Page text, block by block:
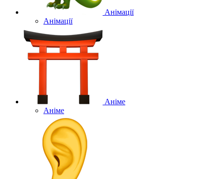
Анімації
Анімації
Аніме
Аніме